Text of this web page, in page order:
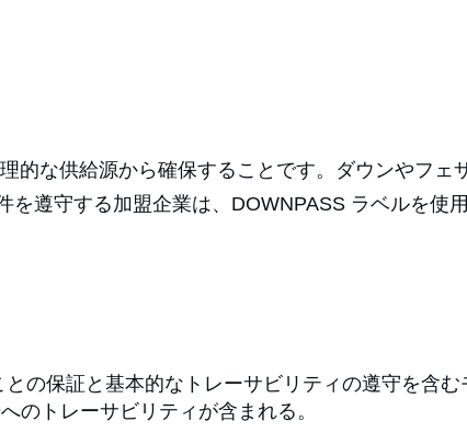
な供給源から確保することです。ダウンやフェ
遵守する加盟企業は、DOWNPASS ラベルを使
の保証と基本的なトレーサビリティの遵守を含
のトレーサビリティが含まれる。